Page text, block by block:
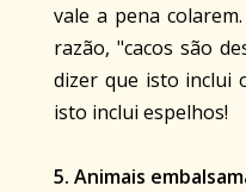
vale a pena
razão, "cacos são
dizer que isto inclui
isto inclui espelhos!
5. Animais